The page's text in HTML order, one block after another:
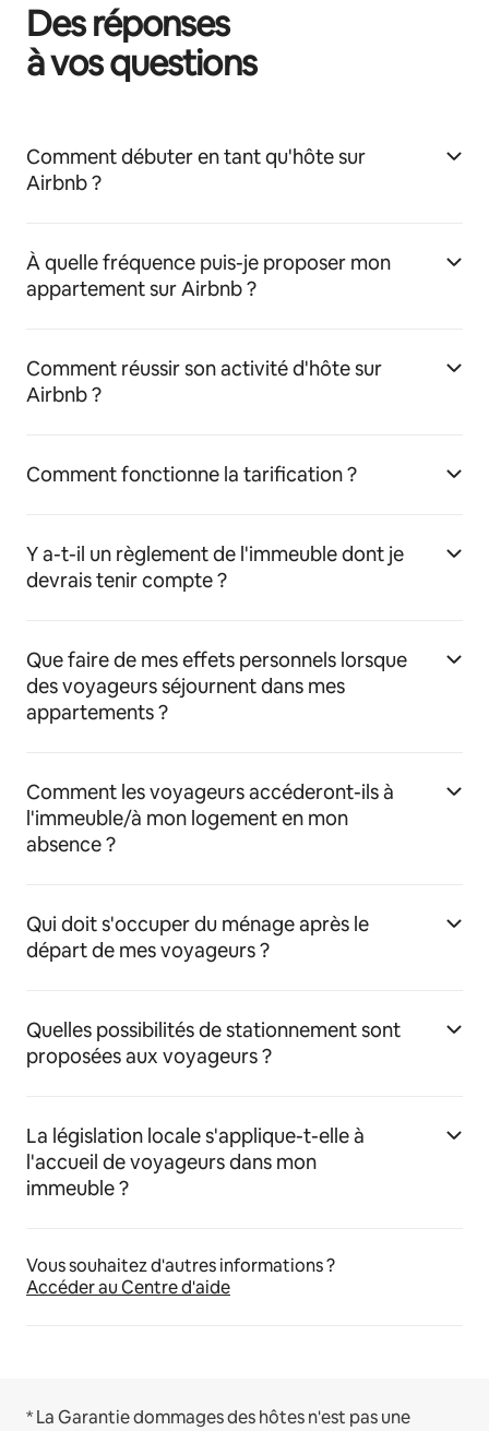
Des réponses
à vos questions
Comment débuter en tant qu'hôte sur
Airbnb ?
À quelle fréquence puis-je proposer mon
appartement sur Airbnb ?
Comment réussir son activité d'hôte sur
Airbnb ?
Comment fonctionne la tarification ?
Y a-t-il un règlement de l'immeuble dont je
devrais tenir compte ?
Que faire de mes effets personnels lorsque
des voyageurs séjournent dans mes
appartements ?
Comment les voyageurs accéderont-ils à
l'immeuble/à mon logement en mon
absence ?
Qui doit s'occuper du ménage après le
départ de mes voyageurs ?
Quelles possibilités de stationnement sont
proposées aux voyageurs ?
La législation locale s'applique-t-elle à
l'accueil de voyageurs dans mon
immeuble ?
Vous souhaitez d'autres informations ?
Accéder au Centre d'aide
* La Garantie dommages des hôtes n'est pas une